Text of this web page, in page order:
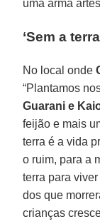
uma arma
‘Sem a
No local onde
“Plantamos
Guarani e
feijão e mais
terra é a vida
o ruim, para a
terra para
dos que
crianças